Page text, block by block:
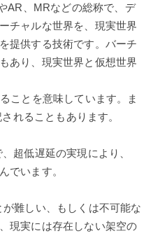
AR、MRなどの総称で、デ
チャルな世界を、現実世界
提供する技術です。バーチ
あり、現実世界と仮想世界
ことを意味しています。ま
れることもあります。
超低遅延の実現により、
でいます。
難しい、もしくは不可能な
現実には存在しない架空の